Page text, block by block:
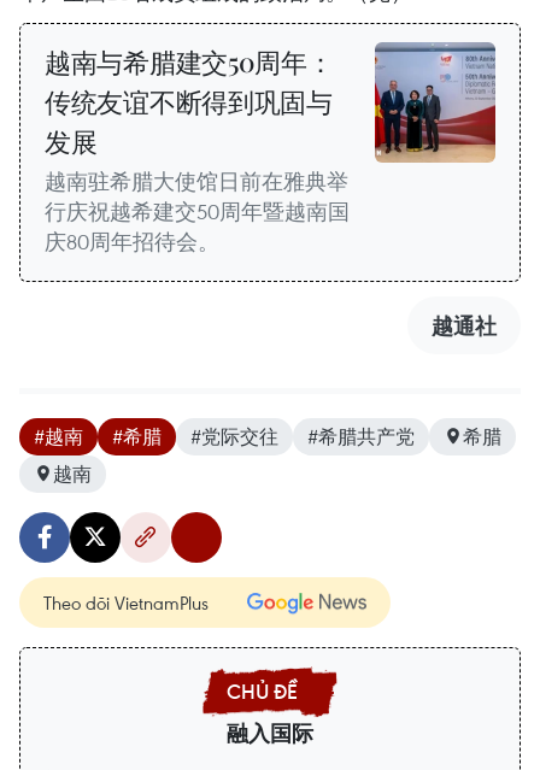
越南与希腊建交50周年：
传统友谊不断得到巩固与
发展
越南驻希腊大使馆日前在雅典举
行庆祝越希建交50周年暨越南国
庆80周年招待会。
越通社
#越南 #希腊 #党际交往 #希腊共产党
希腊
越南
Theo dõi VietnamPlus
融入国际